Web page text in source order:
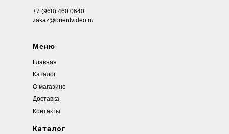
+7 (968) 460 0640
zakaz@orientvideo.ru
Меню
Главная
Каталог
О магазине
Доставка
Контакты
Каталог